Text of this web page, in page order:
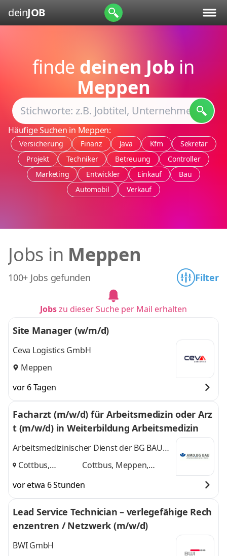
deinJOB
finde deinen Job in
Meppen
Häufige Suchen in Meppen:
Versicherung Finanz Java Kfm
Sekretär
Projekt
Techniker Betreuung
Controller
Marketing
Entwickler Einkauf
Bau
Automobil
Verkauf
Jobs in Meppen
100+ Jobs gefunden Filter
Jobszu dieser Suche per Mail erhalten
Site Manager (w/m/d)
Ceva Logistics GmbH
Meppen
vor 6 Tagen
Facharzt (m/w/d) für Arbeitsmedizin oder Arz
t (m/w/d) in Weiterbildung Arbeitsmedizin
Arbeitsmedizinischer Dienst der BG BAU
GmbH
Cottbus,
Osnabrück,
Cottbus, Meppen,
weitere
vor etwa 6 Stunden
Lead Service Technician – verlegefähige Rech
enzentren / Netzwerk (m/w/d)
BWI GmbH